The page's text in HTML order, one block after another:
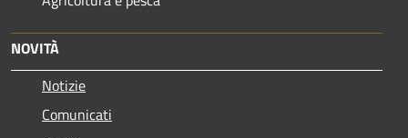
NOVITÀ
Notizie
Comunicati